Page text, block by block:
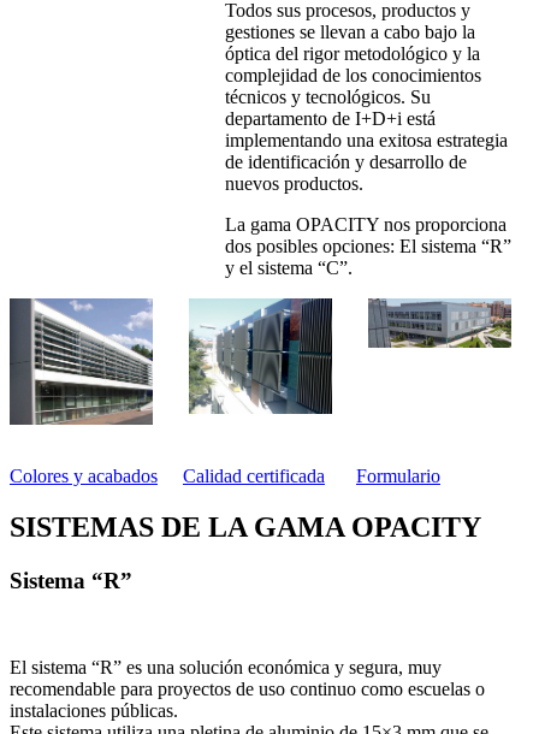
Todos sus procesos, productos y
gestiones se llevan a cabo bajo la
óptica del rigor metodológico y la
complejidad de los conocimientos
técnicos y tecnológicos. Su
departamento de I+D+i está
implementando una exitosa estrategia
de identificación y desarrollo de
nuevos productos.
La gama OPACITY nos proporciona
dos posibles opciones: El sistema “R”
y el sistema “C”.
Colores y acabados Calidad certificada Formulario
SISTEMAS DE LA GAMA OPACITY
Sistema “R”
El sistema “R” es una solución económica y segura, muy
recomendable para proyectos de uso continuo como escuelas o
instalaciones públicas.